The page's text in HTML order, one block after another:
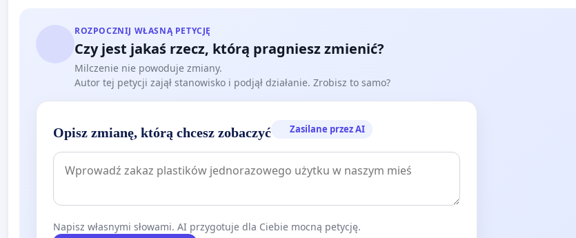
ROZPOCZNIJ WŁASNĄ PETYCJĘ
Czy jest jakaś rzecz, którą pragniesz zmienić?
Milczenie nie powoduje zmiany.
Autor tej petycji zajął stanowisko i podjął działanie. Zrobisz to samo?
Opisz zmianę, którą chcesz zobaczyć Zasilane przez AI
Napisz własnymi słowami. AI przygotuje dla Ciebie mocną petycję.